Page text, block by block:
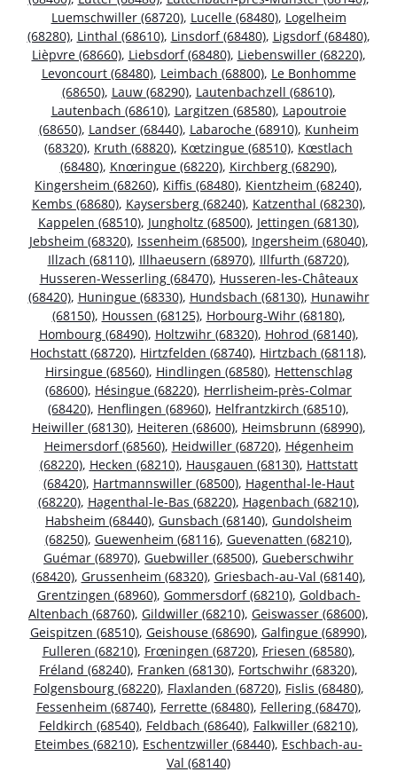
Luemschwiller (68720), Lucelle (68480), Logelheim
(68280), Linthal (68610), Linsdorf (68480), Ligsdorf (68480),
Lièpvre (68660), Liebsdorf (68480), Liebenswiller (68220),
Levoncourt (68480), Leimbach (68800), Le Bonhomme
(68650), Lauw (68290), Lautenbachzell (68610),
Lautenbach (68610), Largitzen (68580), Lapoutroie
(68650), Landser (68440), Labaroche (68910), Kunheim
(68320), Kruth (68820), Kœtzingue (68510), Kœstlach
(68480), Knœringue (68220), Kirchberg (68290),
Kingersheim (68260), Kiffis (68480), Kientzheim (68240),
Kembs (68680), Kaysersberg (68240), Katzenthal (68230),
Kappelen (68510), Jungholtz (68500), Jettingen (68130),
Jebsheim (68320), Issenheim (68500), Ingersheim (68040),
Illzach (68110), Illhaeusern (68970), Illfurth (68720),
Husseren-Wesserling (68470), Husseren-les-Châteaux
(68420), Huningue (68330), Hundsbach (68130), Hunawihr
(68150), Houssen (68125), Horbourg-Wihr (68180),
Hombourg (68490), Holtzwihr (68320), Hohrod (68140),
Hochstatt (68720), Hirtzfelden (68740), Hirtzbach (68118),
Hirsingue (68560), Hindlingen (68580), Hettenschlag
(68600), Hésingue (68220), Herrlisheim-près-Colmar
(68420), Henflingen (68960), Helfrantzkirch (68510),
Heiwiller (68130), Heiteren (68600), Heimsbrunn (68990),
Heimersdorf (68560), Heidwiller (68720), Hégenheim
(68220), Hecken (68210), Hausgauen (68130), Hattstatt
(68420), Hartmannswiller (68500), Hagenthal-le-Haut
(68220), Hagenthal-le-Bas (68220), Hagenbach (68210),
Habsheim (68440), Gunsbach (68140), Gundolsheim
(68250), Guewenheim (68116), Guevenatten (68210),
Guémar (68970), Guebwiller (68500), Gueberschwihr
(68420), Grussenheim (68320), Griesbach-au-Val (68140),
Grentzingen (68960), Gommersdorf (68210), Goldbach-
Altenbach (68760), Gildwiller (68210), Geiswasser (68600),
Geispitzen (68510), Geishouse (68690), Galfingue (68990),
Fulleren (68210), Frœningen (68720), Friesen (68580),
Fréland (68240), Franken (68130), Fortschwihr (68320),
Folgensbourg (68220), Flaxlanden (68720), Fislis (68480),
Fessenheim (68740), Ferrette (68480), Fellering (68470),
Feldkirch (68540), Feldbach (68640), Falkwiller (68210),
Eteimbes (68210), Eschentzwiller (68440), Eschbach-au-
Val (68140)